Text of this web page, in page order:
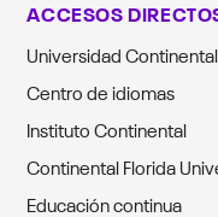
ACCESOS
Universidad Continental
Centro de idiomas
Instituto Continental
Continental Florida
Educación continua